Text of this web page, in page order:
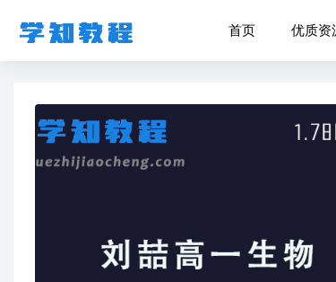
首页 优质资